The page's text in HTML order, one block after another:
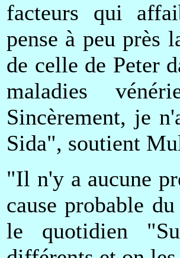
facteurs qui
pense à peu près
de celle de Peter
maladies
Sincèrement, je
Sida", soutient
"Il n'y a aucune
cause probable
le quotidien